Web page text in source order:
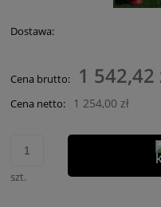
Dostawa:
Cena nie zawiera
Cena brutto: 1 542,42
Cena netto: 1 254,00 zł
szt.